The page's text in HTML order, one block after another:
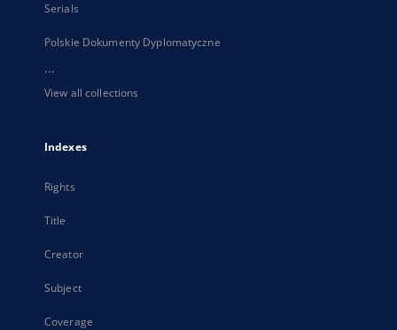
Serials
Polskie Dokumenty Dyplomatyczne
...
View all collections
Indexes
Rights
Title
Creator
Subject
Coverage